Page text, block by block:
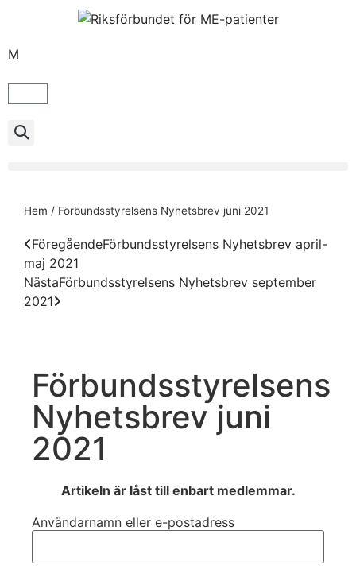
M
Hem / Förbundsstyrelsens Nyhetsbrev juni 2021
FöregåendeFörbundsstyrelsens Nyhetsbrev april-
maj 2021
NästaFörbundsstyrelsens Nyhetsbrev september
2021
Förbundsstyrelsens
Nyhetsbrev juni
2021
Artikeln är låst till enbart medlemmar.
Användarnamn eller e-postadress